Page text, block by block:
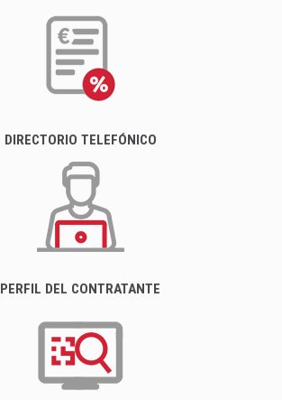
DIRECTORIO TELEFÓNICO
PERFIL DEL CONTRATANTE